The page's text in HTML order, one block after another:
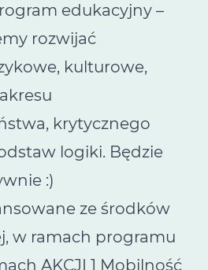
edukacyjny –
rozwijać
kulturowe,
krytycznego
logiki. Będzie
:)
ze środków
w ramach programu
AKCJI 1 Mobilność